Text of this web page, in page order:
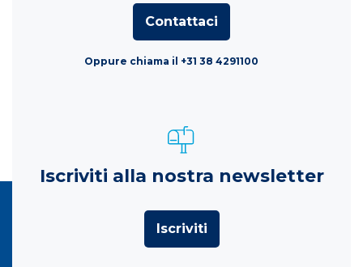
Contattaci
Oppure chiama il +31 38 4291100
Iscriviti alla nostra newsletter
Iscriviti